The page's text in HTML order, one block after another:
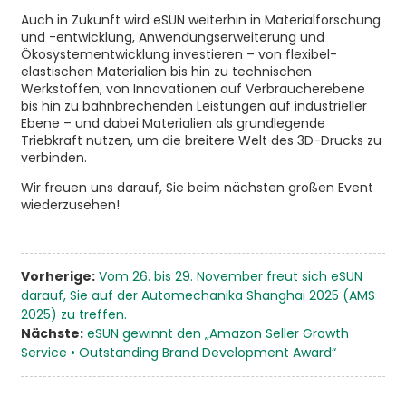
Auch in Zukunft wird eSUN weiterhin in Materialforschung
und -entwicklung, Anwendungserweiterung und
Ökosystementwicklung investieren – von flexibel-
elastischen Materialien bis hin zu technischen
Werkstoffen, von Innovationen auf Verbraucherebene
bis hin zu bahnbrechenden Leistungen auf industrieller
Ebene – und dabei Materialien als grundlegende
Triebkraft nutzen, um die breitere Welt des 3D-Drucks zu
verbinden.
Wir freuen uns darauf, Sie beim nächsten großen Event
wiederzusehen!
Vorherige: Vom 26. bis 29. November freut sich eSUN
darauf, Sie auf der Automechanika Shanghai 2025 (AMS
2025) zu treffen.
Nächste: eSUN gewinnt den „Amazon Seller Growth
Service • Outstanding Brand Development Award“